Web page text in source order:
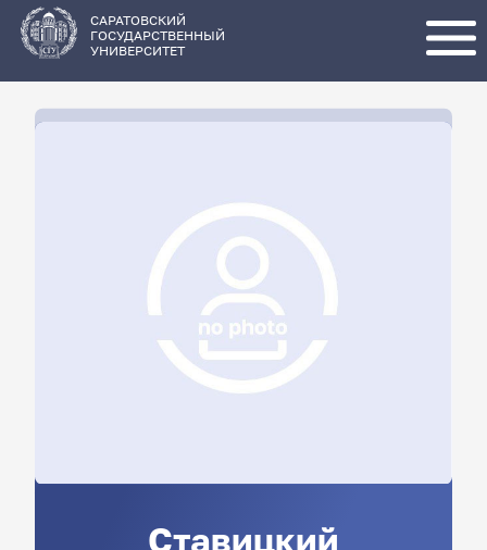
основному
содержанию
САРАТОВСКИЙ
ГОСУДАРСТВЕННЫЙ
УНИВЕРСИТЕТ
Ставицкий